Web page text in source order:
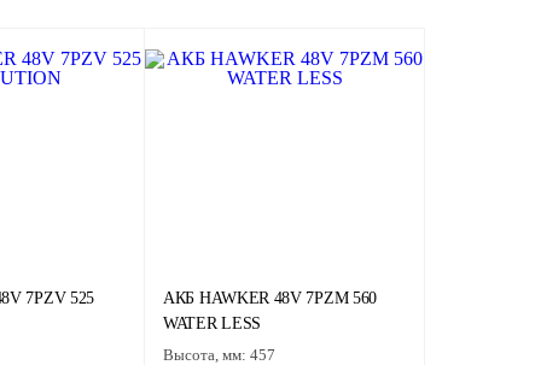
7PZV 525
АКБ HAWKER 48V 7PZM 560
WATER LESS
Высота, мм: 457